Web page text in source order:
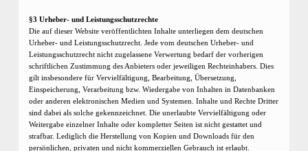
§3 Urheber- und Leistungsschutzrechte
Die auf dieser Website veröffentlichten Inhalte unterliegen dem deutschen
Urheber- und Leistungsschutzrecht. Jede vom deutschen Urheber- und
Leistungsschutzrecht nicht zugelassene Verwertung bedarf der vorherigen
schriftlichen Zustimmung des Anbieters oder jeweiligen Rechteinhabers. Dies
gilt insbesondere für Vervielfältigung, Bearbeitung, Übersetzung,
Einspeicherung, Verarbeitung bzw. Wiedergabe von Inhalten in Datenbanken
oder anderen elektronischen Medien und Systemen. Inhalte und Rechte Dritter
sind dabei als solche gekennzeichnet. Die unerlaubte Vervielfältigung oder
Weitergabe einzelner Inhalte oder kompletter Seiten ist nicht gestattet und
strafbar. Lediglich die Herstellung von Kopien und Downloads für den
persönlichen, privaten und nicht kommerziellen Gebrauch ist erlaubt.